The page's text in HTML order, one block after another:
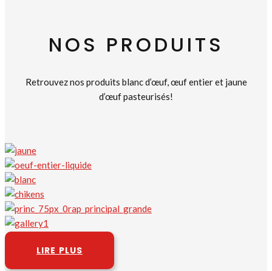
NOS PRODUITS
Retrouvez nos produits blanc d’œuf, œuf entier et jaune
d’œuf pasteurisés!
LIRE PLUS